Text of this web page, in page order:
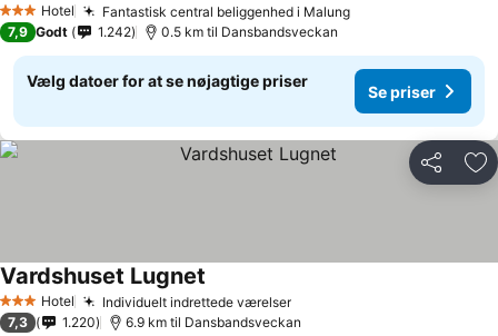
3 StjernerHotel Fantastisk central beliggenhed i Malung
7,9 Godt 1.242 0.5 km til Dansbandsveckan
Vælg datoer for at se nøjagtige priser
Se priser
Del
3 StjernerHotel Individuelt indrettede værelser
Vardshuset Lugnet
7,3 1.220 6.9 km til Dansbandsveckan